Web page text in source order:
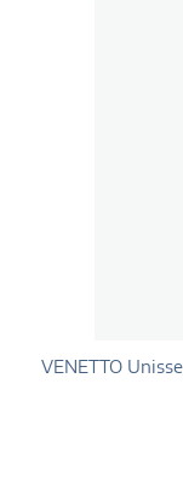
VENETTO